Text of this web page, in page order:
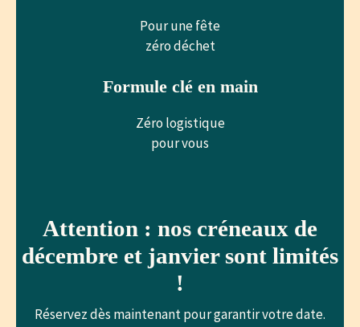
Pour une fête
zéro déchet
Formule clé en main
Zéro logistique
pour vous
Attention : nos créneaux de
décembre et janvier sont limités
!
Réservez dès maintenant pour garantir votre date.